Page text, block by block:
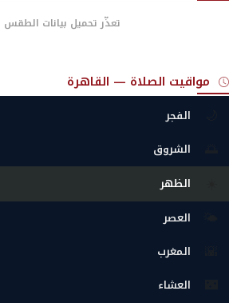
تعذّر تحميل بيانات الطقس
مواقيت الصلاة — القاهرة
الفجر
الشروق
الظهر
العصر
المغرب
العشاء